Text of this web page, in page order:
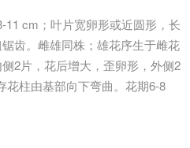
cm；叶片宽卵形或近圆形，长
齿。雌雄同株；雄花序生于雌花
2片，花后增大，歪卵形，外侧2
花柱由基部向下弯曲。花期6-8